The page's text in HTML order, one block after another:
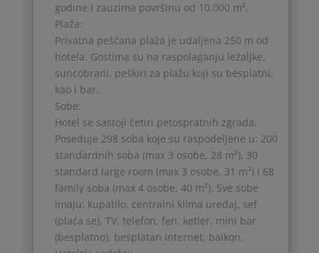
godine i zauzima površinu od 10.000 m².
Plaža:
Privatna peščana plaža je udaljena 250 m od
hotela. Gostima su na raspolaganju ležaljke,
suncobrani, peškiri za plažu koji su besplatni,
kao i bar.
Sobe:
Hotel se sastoji četiri petospratnih zgrada.
Poseduje 298 soba koje su raspodeljene u: 200
standardnih soba (max 3 osobe, 28 m²), 30
standard large room (max 3 osobe, 31 m²) i 68
family soba (max 4 osobe, 40 m²). Sve sobe
imaju: kupatilo, centralni klima uređaj, sef
(plaća se), TV, telefon, fen, ketler, mini bar
(besplatno), besplatan internet, balkon.